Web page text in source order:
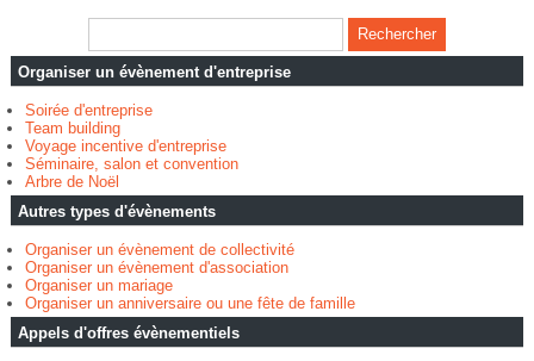
Organiser un évènement d'entreprise
Soirée d'entreprise
Team building
Voyage incentive d'entreprise
Séminaire, salon et convention
Arbre de Noël
Autres types d'évènements
Organiser un évènement de collectivité
Organiser un évènement d'association
Organiser un mariage
Organiser un anniversaire ou une fête de famille
Appels d'offres évènementiels